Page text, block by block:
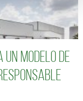
un modelo de